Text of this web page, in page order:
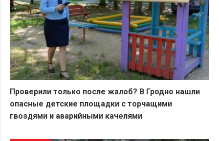
Проверили только после жалоб? В Гродно нашли
опасные детские площадки с торчащими
гвоздями и аварийными качелями